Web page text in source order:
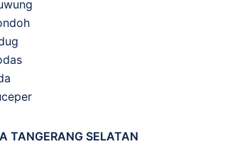
TANGERANG SELATAN